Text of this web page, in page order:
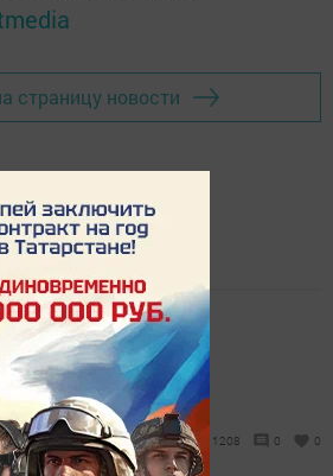
страницу новости
уза
июнь 2018 - 11:25 1208 0 0